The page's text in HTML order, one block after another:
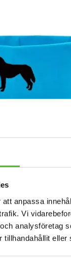
anpassa
Vi
analysföretag
tillhandahållit
en Siberian Husky.
INFO